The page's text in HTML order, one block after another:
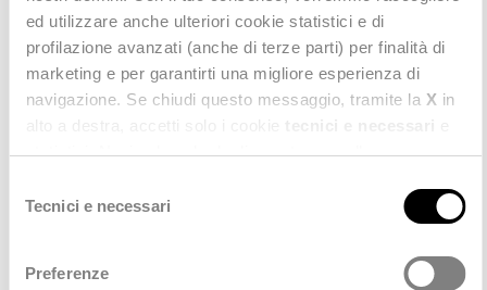
ed utilizzare anche ulteriori cookie statistici e di
profilazione avanzati (anche di terze parti) per finalità di
marketing e per garantirti una migliore esperienza di
navigazione. Se chiudi questo messaggio, tramite la X in
statistici. Naviga le schede di questo pannello per
maggiori informazioni consulta anche la nostra
Privacy
delTecnici e necessari
Preferenze
LEGGI IL COMUNICATO STAMPA
Scopri anche